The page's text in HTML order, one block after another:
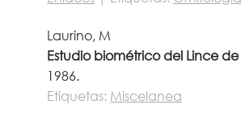
Laurino, M
Estudio biométrico del Lince de
1986.
Etiquetas: Miscelanea